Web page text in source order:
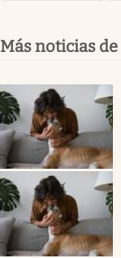
Más noticias de